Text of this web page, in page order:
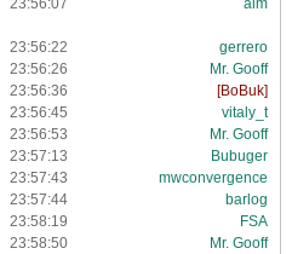
23:56:07
aim
23:56:22
gerrero
23:56:26
Mr. Gooff
23:56:36
[BoBuk]
23:56:45
vitaly_t
23:56:53
Mr. Gooff
23:57:13
Bubuger
23:57:43
mwconvergence
23:57:44
barlog
23:58:19
FSA
23:58:50
Mr. Gooff